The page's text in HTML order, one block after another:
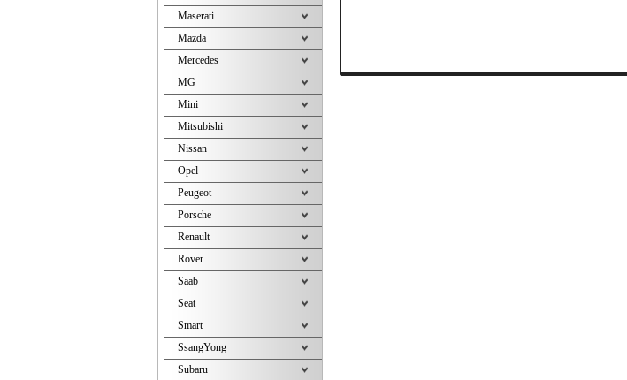
Maserati
Mazda
Mercedes
MG
Mini
Mitsubishi
Nissan
Opel
Peugeot
Porsche
Renault
Rover
Saab
Seat
Smart
SsangYong
Subaru